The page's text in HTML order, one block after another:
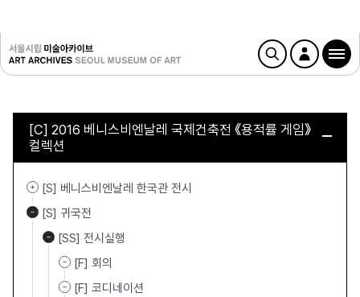
[C] 2016 베니스비엔날레 국제건축전 《용적률 게임》
컬렉션
[S] 베니스비엔날레 한국관 전시
[S] 귀국전
[SS] 전시실행
[F] 회의
[F] 코디네이션